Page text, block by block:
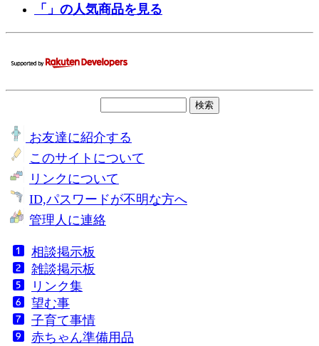
「」の人気商品を見る
お友達に紹介する
このサイトについて
リンクについて
ID,パスワードが不明な方へ
管理人に連絡
相談掲示板
雑談掲示板
リンク集
望む事
子育て事情
赤ちゃん準備用品